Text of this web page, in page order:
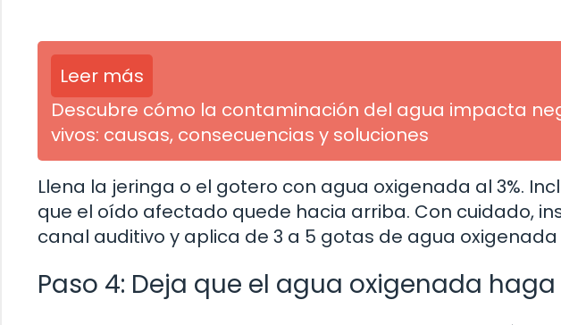
Leer más
Descubre cómo la contaminación del agua impacta
vivos: causas, consecuencias y soluciones
Llena la jeringa o el gotero con agua oxigenada al 3%.
que el oído afectado quede hacia arriba. Con cuidado,
canal auditivo y aplica de 3 a 5 gotas de agua oxigenada
Paso 4: Deja que el agua oxigenada